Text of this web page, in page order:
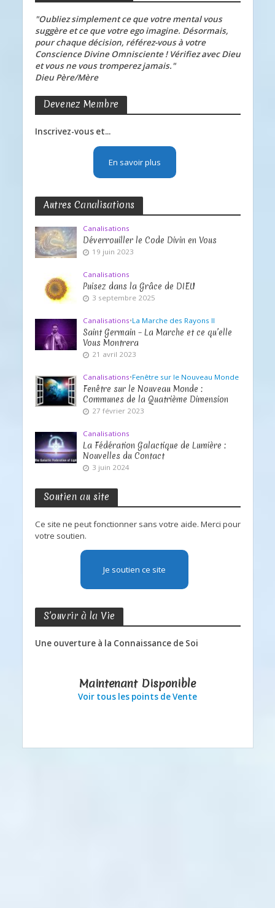
"Oubliez simplement ce que votre mental vous
suggère et ce que votre ego imagine. Désormais,
pour chaque décision, référez-vous à votre
Conscience Divine Omnisciente ! Vérifiez avec Dieu
et vous ne vous tromperez jamais."
Dieu Père/Mère
Devenez Membre
Inscrivez-vous et...
En savoir plus
Autres Canalisations
Canalisations
Déverrouiller le Code Divin en Vous
19 juin 2023
Canalisations
Puisez dans la Grâce de DIEU
3 septembre 2025
Canalisations•La Marche des Rayons II
Saint Germain – La Marche et ce qu’elle
Vous Montrera
21 avril 2023
Canalisations•Fenêtre sur le Nouveau Monde
Fenêtre sur le Nouveau Monde :
Communes de la Quatrième Dimension
27 février 2023
Canalisations
La Fédération Galactique de Lumière :
Nouvelles du Contact
3 juin 2024
Soutien au site
Ce site ne peut fonctionner sans votre aide. Merci pour
votre soutien.
Je soutien ce site
S’ouvrir à la Vie
Une ouverture à la Connaissance de Soi
Maintenant Disponible
Voir tous les points de Vente